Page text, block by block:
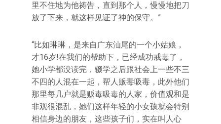
里不住地为他祷告，直到那个人，慢慢地把刀
放了下来，就这样见证了神的保守。”
“比如琳琳，是来自广东汕尾的一个小姑娘，
才16岁!在我们的帮助下，已经成功戒毒了，
她小学都没读完，辍学之后跟社会上一些不三
不四的人混在一起，帮人贩毒吸毒，此外他们
那里每几户就是贩毒吸毒的人家，价值观和是
非观很混乱，她们这样年轻的小女孩就会特别
相信身边的朋友，这些孩子们，实在叫人心